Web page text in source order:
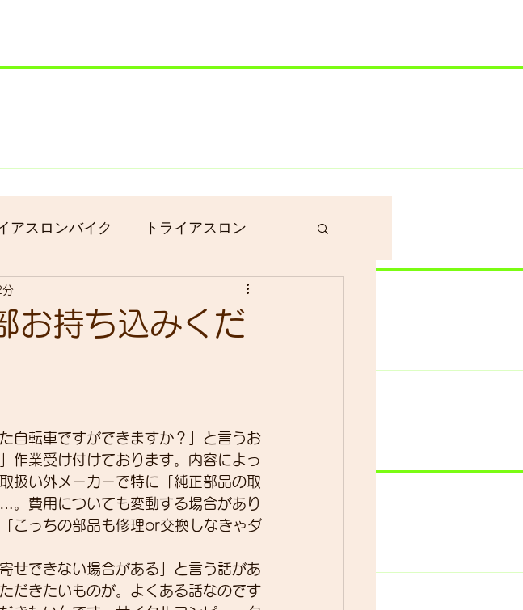
アスロンバイク トライアスロン
お持ち込みくだ
分
自転車ですができますか？」と言うお
作業受け付けております。内容によっ
扱い外メーカーで特に「純正部品の取
。費用についても変動する場合があり
こっちの部品も修理or交換しなきゃダ
せできない場合がある」と言う話があ
だきたいものが。よくある話なのです